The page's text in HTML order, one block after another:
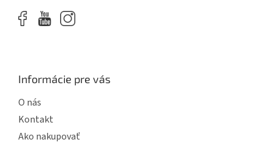
Informácie pre vás
O nás
Kontakt
Ako nakupovať